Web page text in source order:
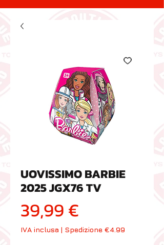
UOVISSIMO BARBIE
2025 JGX76 TV
39,99 €
IVA inclusa | Spedizione €4.99